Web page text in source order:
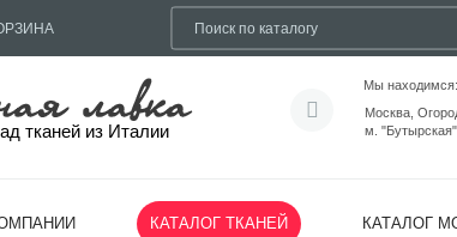
тканей из Италии
Мы находимся:
Москва,
м.
КАТАЛОГ ТКАНЕЙ КАТАЛОГ